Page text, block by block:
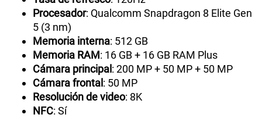
Procesador: Qualcomm Snapdragon 8 Elite Gen
5 (3 nm)
Memoria interna: 512 GB
Memoria RAM: 16 GB + 16 GB RAM Plus
Cámara principal : 200 MP + 50 MP + 50 MP
Cámara frontal : 50 MP
Resolución de video: 8K
NFC: Sí